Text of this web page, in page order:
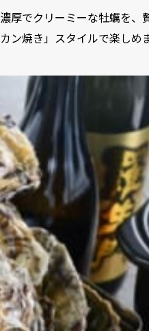
濃厚でクリーミーな牡蠣を、
カン焼き」スタイルで楽しめ